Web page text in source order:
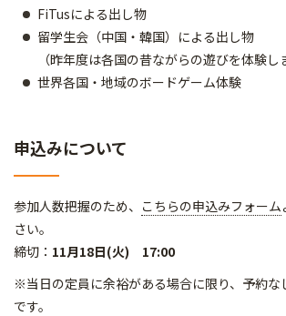
FiTusによる出し物
留学生会（中国・韓国）による出し物
（昨年度は各国の昔ながらの遊びを体験し
世界各国・地域のボードゲーム体験
申込みについて
参加人数把握のため、 こちらの申込みフォーム
さい。
締切： 11月18日(火) 17:00
※当日の定員に余裕がある場合に限り、予約な
です。